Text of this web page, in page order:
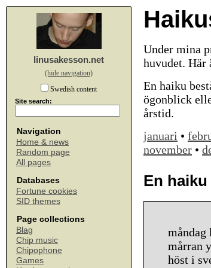
linusakesson.net
(hide navigation)
Swedish content
Site search:
Navigation
Home & news
Random page
All pages
Databases
Fortune cookies
SID themes
Page collections
Blag
Chip music
Chipophone
Games
Under mina
huvudet. Här
En haiku
ögonblick
årstid.
januari •
november •
En
måndag
mårran
höst i